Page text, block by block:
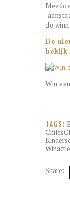
de
De
bekijk
Win
TAGS:
Winactie
Share: